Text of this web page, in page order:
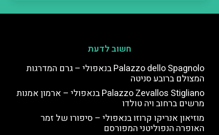
חשוב לדעת
Palazzo dello Spagnolo בנאפולי – גרם המדרגות
המצולם ברובע סניטה
Palazzo Zevallos Stigliano בנאפולי – ארמון אמנות
מרשים ברחוב ויה טולדו
מוזיאון אנריקו קרוזו בנאפולי – סיפורו של זמר
האופרה הנפוליטני המפורסם